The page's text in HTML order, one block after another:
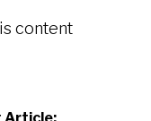
content
Article: